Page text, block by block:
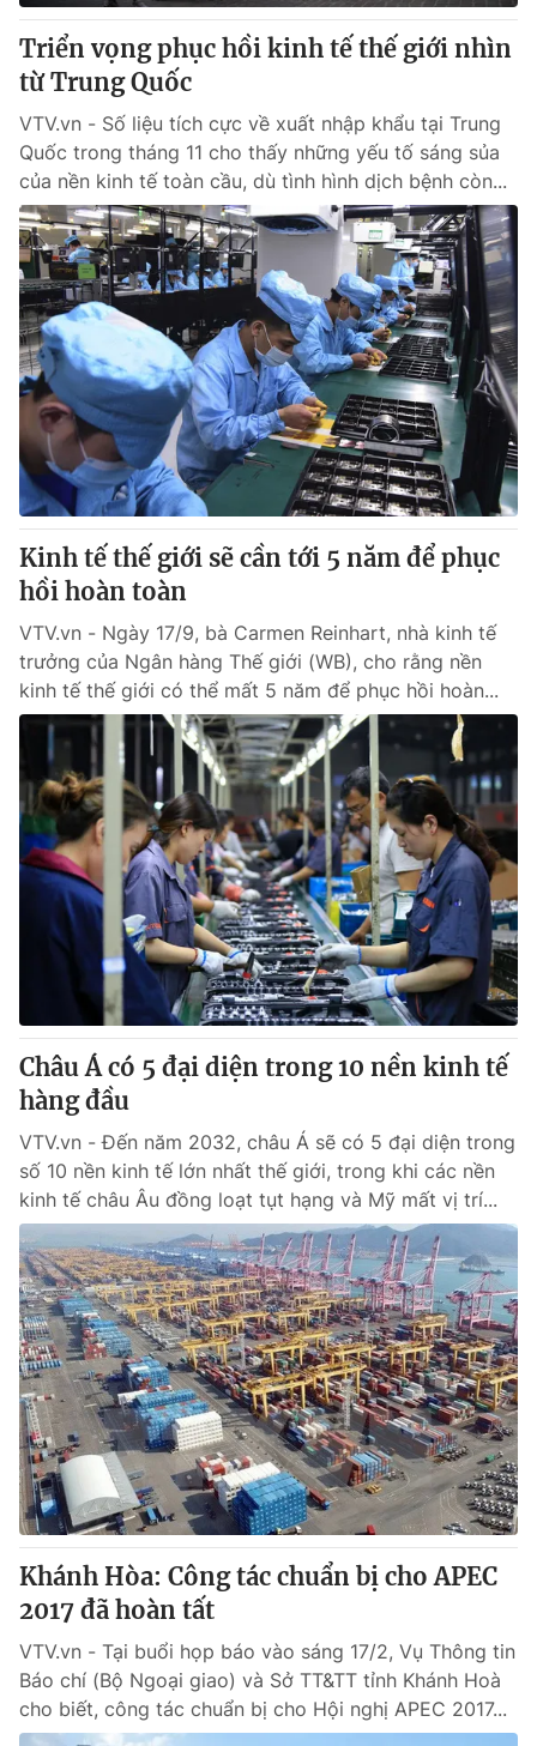
® Cấm sao chép dưới mọi hình thức nếu không có sự chấp
thuận bằng văn bản. Ghi rõ nguồn VTV.vn khi phát hành lại
thông tin từ website này.
Triển vọng phục hồi kinh tế thế giới nhìn
từ Trung Quốc
VTV.vn - Số liệu tích cực về xuất nhập khẩu tại Trung
Quốc trong tháng 11 cho thấy những yếu tố sáng sủa
của nền kinh tế toàn cầu, dù tình hình dịch bệnh còn...
Kinh tế thế giới sẽ cần tới 5 năm để phục
hồi hoàn toàn
VTV.vn - Ngày 17/9, bà Carmen Reinhart, nhà kinh tế
trưởng của Ngân hàng Thế giới (WB), cho rằng nền
kinh tế thế giới có thể mất 5 năm để phục hồi hoàn...
Châu Á có 5 đại diện trong 10 nền kinh tế
hàng đầu
VTV.vn - Đến năm 2032, châu Á sẽ có 5 đại diện trong
số 10 nền kinh tế lớn nhất thế giới, trong khi các nền
kinh tế châu Âu đồng loạt tụt hạng và Mỹ mất vị trí...
Khánh Hòa: Công tác chuẩn bị cho APEC
2017 đã hoàn tất
VTV.vn - Tại buổi họp báo vào sáng 17/2, Vụ Thông tin
Báo chí (Bộ Ngoại giao) và Sở TT&TT tỉnh Khánh Hoà
cho biết, công tác chuẩn bị cho Hội nghị APEC 2017...